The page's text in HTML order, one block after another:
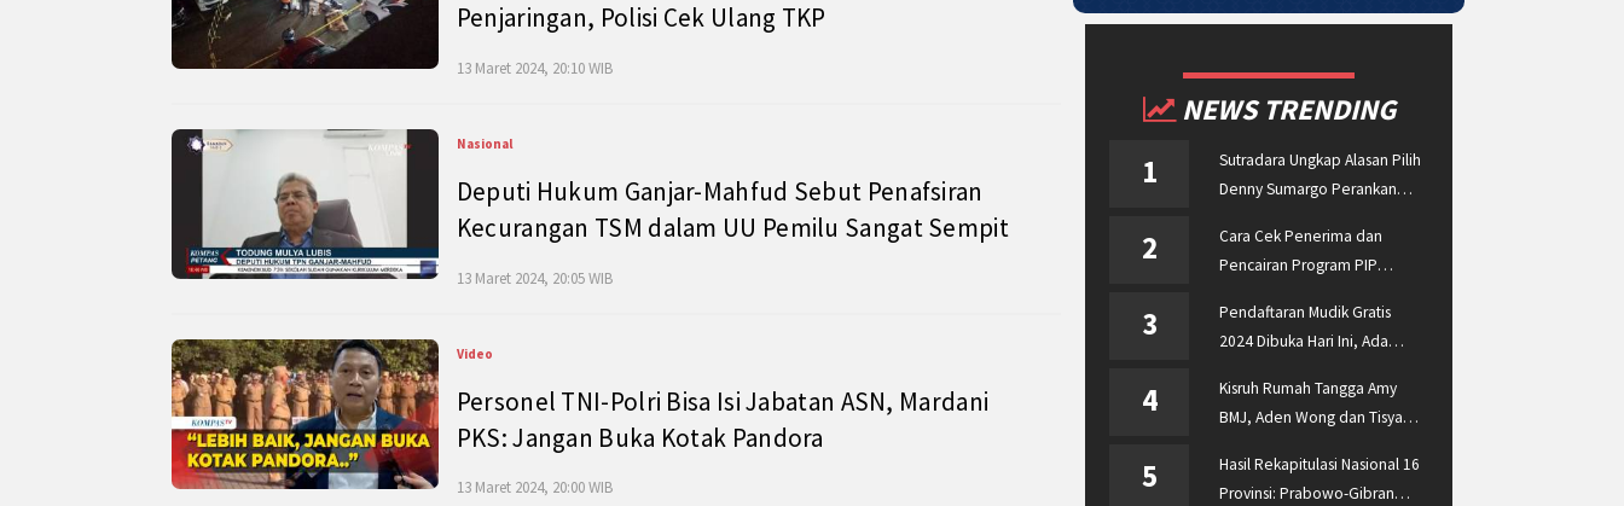
Penjaringan, Polisi Cek Ulang TKP
13 Maret 2024, 20:10 WIB
Nasional
Deputi Hukum Ganjar-Mahfud Sebut Penafsiran
Kecurangan TSM dalam UU Pemilu Sangat Sempit
13 Maret 2024, 20:05 WIB
Video
Personel TNI-Polri Bisa Isi Jabatan ASN, Mardani
PKS: Jangan Buka Kotak Pandora
13 Maret 2024, 20:00 WIB
NEWS TRENDING
1
Sutradara Ungkap Alasan Pilih
Denny Sumargo Perankan
2
Cara Cek Penerima dan
Pencairan Program PIP
pip.kemdikbud.go.id
3
Pendaftaran Mudik Gratis
2024 Dibuka Hari Ini, Ada
Jateng dan Dishub Jatim
4
Kisruh Rumah Tangga Amy
BMJ, Aden Wong dan Tisya
Malaysia dan Singapura
5
Hasil Rekapitulasi Nasional 16
Provinsi: Prabowo-Gibran